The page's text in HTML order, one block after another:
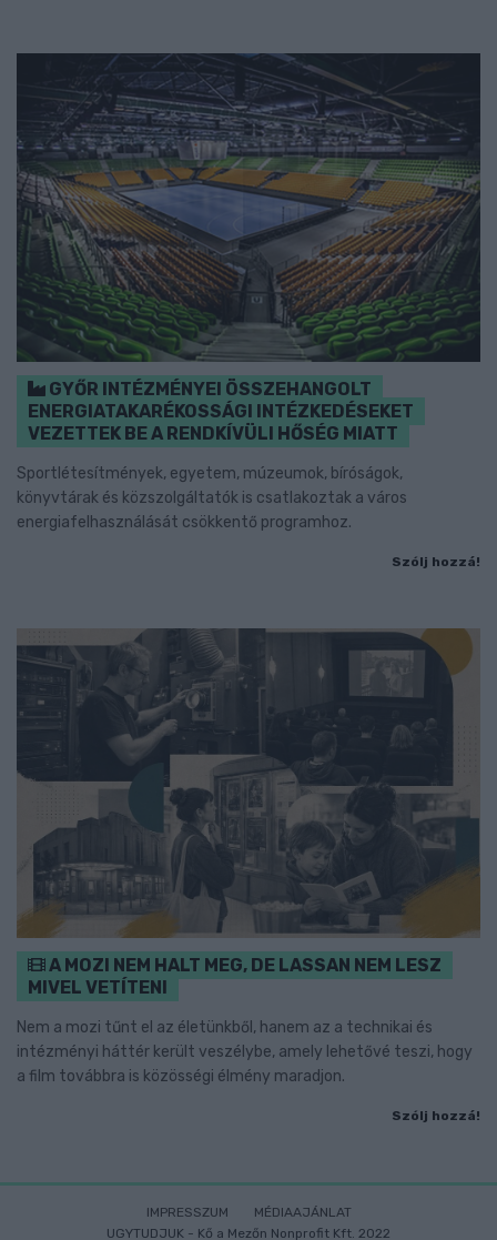
GYŐR INTÉZMÉNYEI ÖSSZEHANGOLT
ENERGIATAKARÉKOSSÁGI INTÉZKEDÉSEKET
VEZETTEK BE A RENDKÍVÜLI HŐSÉG MIATT
Sportlétesítmények, egyetem, múzeumok, bíróságok,
könyvtárak és közszolgáltatók is csatlakoztak a város
energiafelhasználását csökkentő programhoz.
Szólj hozzá!
A MOZI NEM HALT MEG, DE LASSAN NEM LESZ
MIVEL VETÍTENI
Nem a mozi tűnt el az életünkből, hanem az a technikai és
intézményi háttér került veszélybe, amely lehetővé teszi, hogy
a film továbbra is közösségi élmény maradjon.
Szólj hozzá!
IMPRESSZUM
MÉDIAAJÁNLAT
UGYTUDJUK - Kő a Mezőn Nonprofit Kft. 2022